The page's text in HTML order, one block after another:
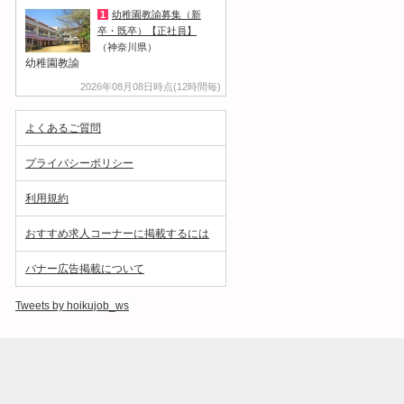
1
幼稚園教諭募集（新
卒・既卒）【正社員】
（神奈川県）
幼稚園教諭
2026年08月08日時点(12時間毎)
よくあるご質問
プライバシーポリシー
利用規約
おすすめ求人コーナーに掲載するには
バナー広告掲載について
Tweets by hoikujob_ws